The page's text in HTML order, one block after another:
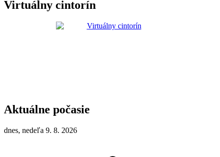
Virtuálny cintorín
Aktuálne počasie
dnes, nedeľa 9. 8. 2026